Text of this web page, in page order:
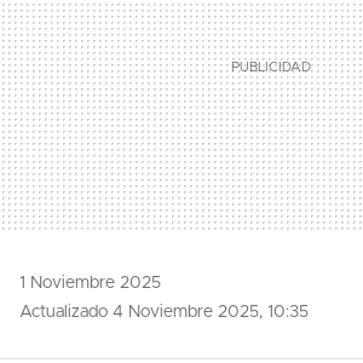
1 Noviembre 2025
Actualizado 4 Noviembre 2025, 10:35